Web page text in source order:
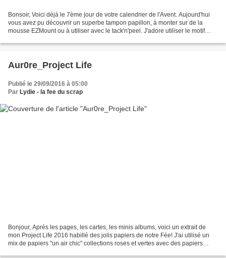
Bonsoir, Voici déjà le 7ème jour de votre calendrier de l'Avent. Aujourd'hui
vous avez pu découvrir un superbe tampon papillon, à monter sur de la
mousse EZMount ou à utiliser avec le tack'n'peel. J'adore utiliser le motif
Aur0re_Project Life
Publié le 29/09/2016 à 05:00
Par Lydie - la fee du scrap
Bonjour, Après les pages, les cartes, les minis albums, voici un extrait de
mon Project Life 2016 habillé des jolis papiers de notre Fée! J'ai utilisé un
mix de papiers "un air chic" collections roses et vertes avec des papiers